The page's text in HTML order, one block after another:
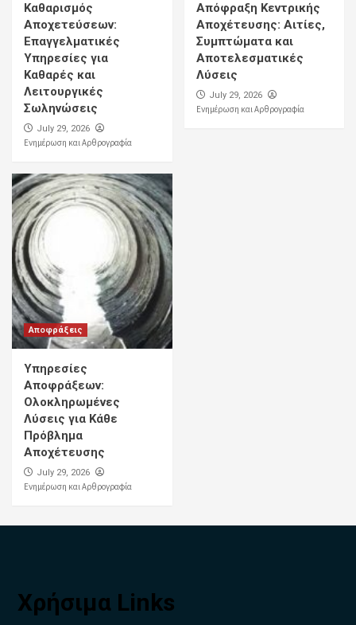
Καθαρισμός
Αποχετεύσεων:
Επαγγελματικές
Υπηρεσίες για
Καθαρές και
Λειτουργικές
Σωληνώσεις
July 29, 2026
Ενημέρωση και Αρθρογραφία
Απόφραξη Κεντρικής
Αποχέτευσης: Αιτίες,
Συμπτώματα και
Αποτελεσματικές
Λύσεις
July 29, 2026
Ενημέρωση και Αρθρογραφία
Αποφράξεις
Υπηρεσίες
Αποφράξεων:
Ολοκληρωμένες
Λύσεις για Κάθε
Πρόβλημα
Αποχέτευσης
July 29, 2026
Ενημέρωση και Αρθρογραφία
Χρήσιμα Links